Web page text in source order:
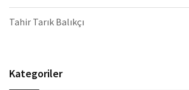
Tahir Tarık Balıkçı
Kategoriler